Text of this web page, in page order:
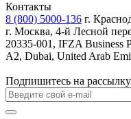
Контакты
8 (800) 5000-136 г.
г. Москва, 4-й Лесной
20335-001, IFZA Business
A2, Dubai, United Arab
Подпишитесь на рассылку